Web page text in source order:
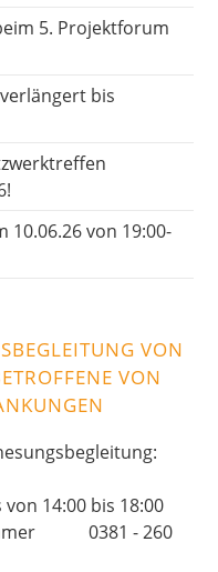
5. Projektforum
bis
10.06.26 von 19:00-
VON
VON
14:00 bis 18:00
0381 - 260